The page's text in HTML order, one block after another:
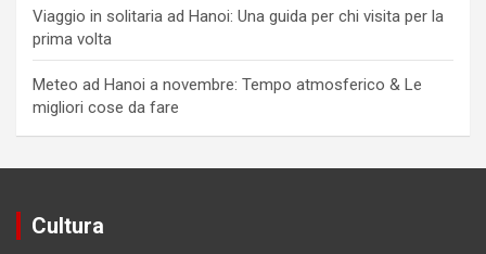
Viaggio in solitaria ad Hanoi: Una guida per chi visita per la
prima volta
Meteo ad Hanoi a novembre: Tempo atmosferico & Le
migliori cose da fare
Cultura